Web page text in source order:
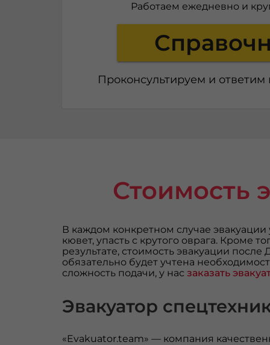
Работаем ежедневно и
Проконсультируем и ответим
Стоимость
В каждом конкретном случае
кювет, упасть с крутого оврага. Кроме
результате, стоимость эвакуации
обязательно будет учтена
сложность подачи, у нас заказать
Эвакуатор
«Evakuator.team» — компания